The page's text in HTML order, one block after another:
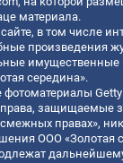
материала.
в том числе
произведения
имущественные
середина».
защищаемые
правах»,
ООО «Золотая